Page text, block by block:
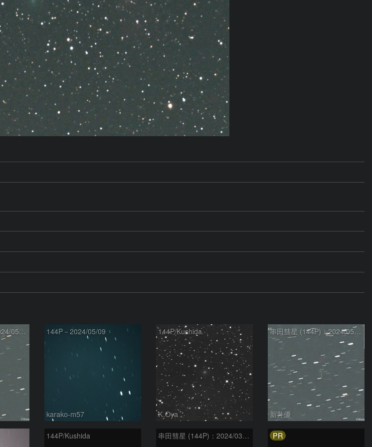
串田彗星 (144P)：2024/05/11 144P－2024/05/09
karako-m57
144P/Kushida
K.Oya
串田彗星 (144P)：2024/05/03
新井優
144P/Kushida 串田彗星 (144P)：2024/03/27 PR